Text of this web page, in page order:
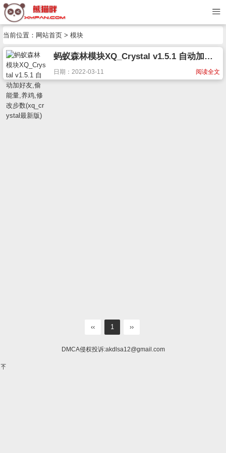
当前位置： 网站首页 > 模块
蚂蚁森林模块XQ_Crystal v1.5.1 自动加好友,偷能量,养鸡,修改步数(xq_crystal最新版)
阅读全文
日期：2022-03-11
‹‹ 1 ››
DMCA侵权投诉:akdlsa12@gmail.com